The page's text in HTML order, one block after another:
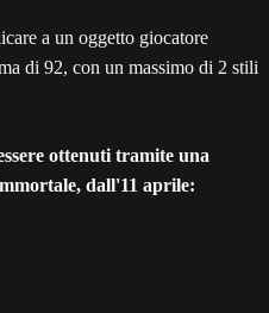
a un oggetto giocatore
di 92, con un massimo di 2 stili
ottenuti tramite una
dall'11 aprile: